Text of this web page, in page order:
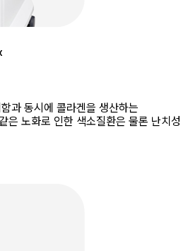
과 동시에 콜라겐을 생산하는
은 노화로 인한 색소질환은 물론 난치성